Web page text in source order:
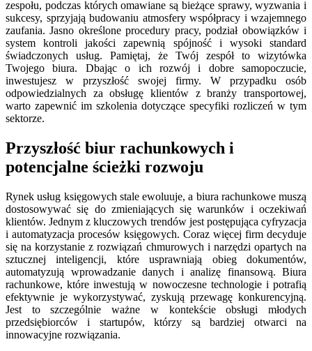
zespołu, podczas których omawiane są bieżące sprawy, wyzwania i
sukcesy, sprzyjają budowaniu atmosfery współpracy i wzajemnego
zaufania. Jasno określone procedury pracy, podział obowiązków i
system kontroli jakości zapewnią spójność i wysoki standard
świadczonych usług. Pamiętaj, że Twój zespół to wizytówka
Twojego biura. Dbając o ich rozwój i dobre samopoczucie,
inwestujesz w przyszłość swojej firmy. W przypadku osób
odpowiedzialnych za obsługę klientów z branży transportowej,
warto zapewnić im szkolenia dotyczące specyfiki rozliczeń w tym
sektorze.
Przyszłość biur rachunkowych i
potencjalne ścieżki rozwoju
Rynek usług księgowych stale ewoluuje, a biura rachunkowe muszą
dostosowywać się do zmieniających się warunków i oczekiwań
klientów. Jednym z kluczowych trendów jest postępująca cyfryzacja
i automatyzacja procesów księgowych. Coraz więcej firm decyduje
się na korzystanie z rozwiązań chmurowych i narzędzi opartych na
sztucznej inteligencji, które usprawniają obieg dokumentów,
automatyzują wprowadzanie danych i analizę finansową. Biura
rachunkowe, które inwestują w nowoczesne technologie i potrafią
efektywnie je wykorzystywać, zyskują przewagę konkurencyjną.
Jest to szczególnie ważne w kontekście obsługi młodych
przedsiębiorców i startupów, którzy są bardziej otwarci na
innowacyjne rozwiązania.